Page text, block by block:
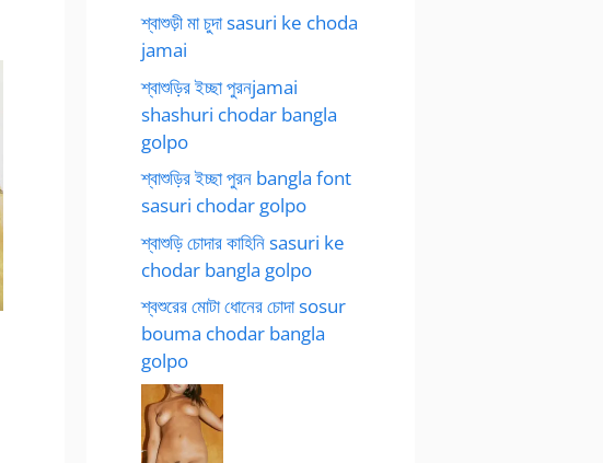
শ্বাশুড়ী মা চুদা sasuri ke choda
jamai
শ্বাশুড়ির ইচ্ছা পুরনjamai
shashuri chodar bangla
golpo
শ্বাশুড়ির ইচ্ছা পুরন bangla font
sasuri chodar golpo
শ্বাশুড়ি চোদার কাহিনি sasuri ke
chodar bangla golpo
শ্বশুরের মোটা ধোনের চোদা sosur
bouma chodar bangla
golpo